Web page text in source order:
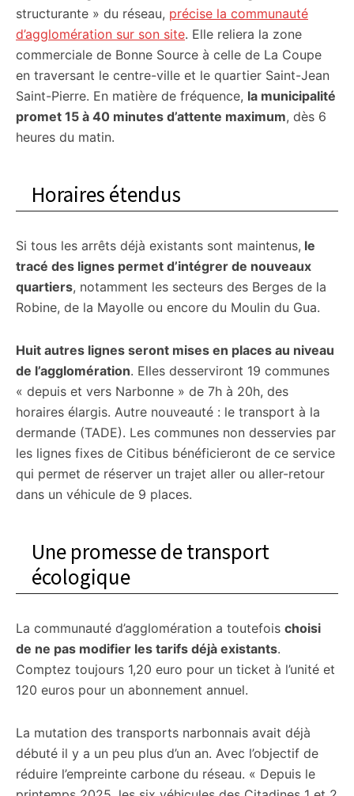
structurante » du réseau, précise la communauté
d’agglomération sur son site. Elle reliera la zone
commerciale de Bonne Source à celle de La Coupe
en traversant le centre-ville et le quartier Saint-Jean
Saint-Pierre. En matière de fréquence, la municipalité
promet 15 à 40 minutes d’attente maximum, dès 6
heures du matin.
Horaires étendus
Si tous les arrêts déjà existants sont maintenus, le
tracé des lignes permet d’intégrer de nouveaux
quartiers, notamment les secteurs des Berges de la
Robine, de la Mayolle ou encore du Moulin du Gua.
Huit autres lignes seront mises en places au niveau
de l’agglomération. Elles desserviront 19 communes
« depuis et vers Narbonne » de 7h à 20h, des
horaires élargis. Autre nouveauté : le transport à la
dermande (TADE). Les communes non desservies par
les lignes fixes de Citibus bénéficieront de ce service
qui permet de réserver un trajet aller ou aller-retour
dans un véhicule de 9 places.
Une promesse de transport
écologique
La communauté d’agglomération a toutefois choisi
de ne pas modifier les tarifs déjà existants.
Comptez toujours 1,20 euro pour un ticket à l’unité et
120 euros pour un abonnement annuel.
La mutation des transports narbonnais avait déjà
débuté il y a un peu plus d’un an. Avec l’objectif de
réduire l’empreinte carbone du réseau. « Depuis le